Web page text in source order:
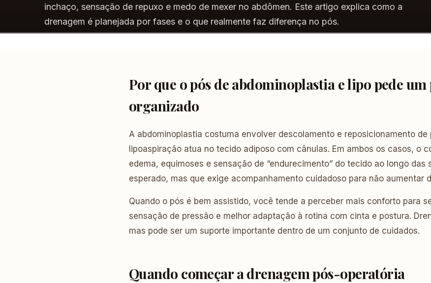
inchaço, sensação de repuxo e medo de mexer no abdômen. Este artigo explica como a
drenagem é planejada por fases e o que realmente faz diferença no pós.
Por que o pós de abdominoplastia e lipo pede
organizado
A abdominoplastia costuma envolver descolamento e reposicionamento de
lipoaspiração atua no tecido adiposo com cânulas. Em ambos os casos, o
edema, equimoses e sensação de “endurecimento” do tecido ao longo das
esperado, mas que exige acompanhamento cuidadoso para não aumentar
Quando o pós é bem assistido, você tende a perceber mais conforto para
sensação de pressão e melhor adaptação à rotina com cinta e postura.
mas pode ser um suporte importante dentro de um conjunto de cuidados.
Quando começar a drenagem pós-operatória